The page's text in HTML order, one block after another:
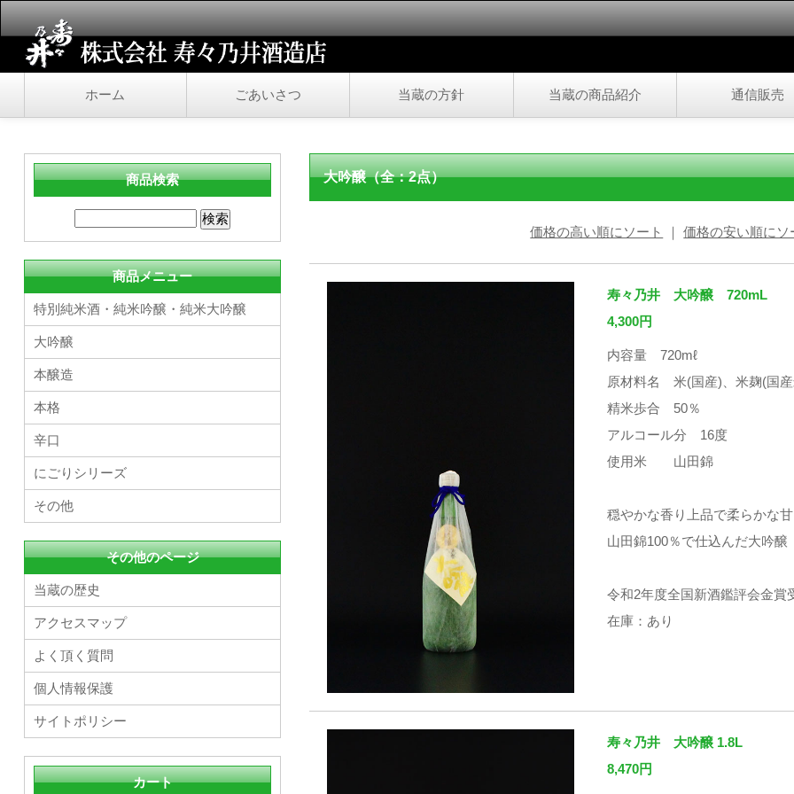
ホーム ごあいさつ 当蔵の方針 当蔵の商品紹介 通信販売
大吟醸（全：2点）
価格の高い順にソート ｜価格の安い順にソ
寿々乃井 大吟醸 720mL
4,300円
内容量 720mℓ
原材料名 米(国産)、米麹(国
精米歩合 50％
アルコール分 16度
使用米 山田錦
穏やかな香り上品で柔らかな甘
山田錦100％で仕込んだ大吟醸
令和2年度全国新酒鑑評会金賞
在庫：あり
寿々乃井 大吟醸 1.8L
8,470円
商品検索
商品メニュー
特別純米酒・純米吟醸・純米大吟醸
大吟醸
本醸造
本格
辛口
にごりシリーズ
その他
その他のページ
当蔵の歴史
アクセスマップ
よく頂く質問
個人情報保護
サイトポリシー
カート